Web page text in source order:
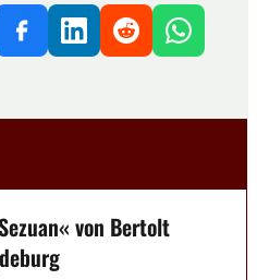
von Bertolt